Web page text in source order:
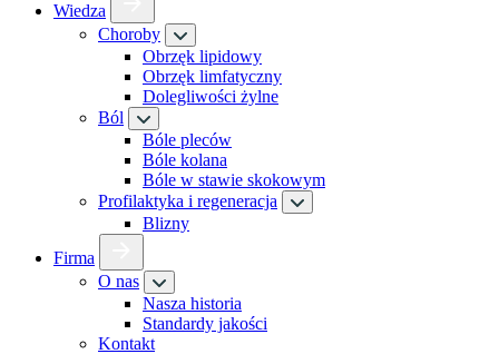
Wiedza
Choroby
Obrzęk lipidowy
Obrzęk limfatyczny
Dolegliwości żylne
Ból
Bóle pleców
Bóle kolana
Bóle w stawie skokowym
Profilaktyka i regeneracja
Blizny
Firma
O nas
Nasza historia
Standardy jakości
Kontakt